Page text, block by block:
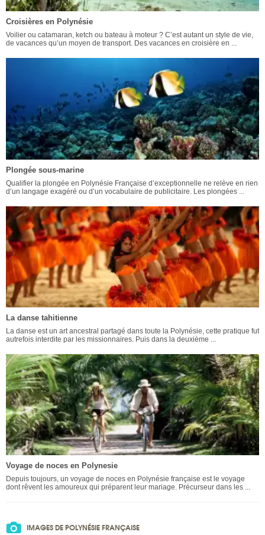
Croisières en Polynésie
Voilier ou catamaran, ketch ou bateau à moteur ? C’est autant un style de vie,
de vacances qu’un moyen de transport. Des vacances en croisière en ...
Plongée sous-marine
Qualifier la plongée en Polynésie Française d’exceptionnelle ne relève en rien
d’un langage exagéré ou d’un vocabulaire de publicitaire. Les plongées ...
La danse tahitienne
La danse est un art ancestral partagé dans toute la Polynésie, cette pratique fut
autrefois interdite par les missionnaires. Puis dans la deuxième ...
Voyage de noces en Polynesie
Depuis toujours, un voyage de noces en Polynésie française est le voyage
dont rêvent les amoureux qui préparent leur mariage. Précurseur dans les ...
IMAGES DE POLYNÉSIE FRANÇAISE